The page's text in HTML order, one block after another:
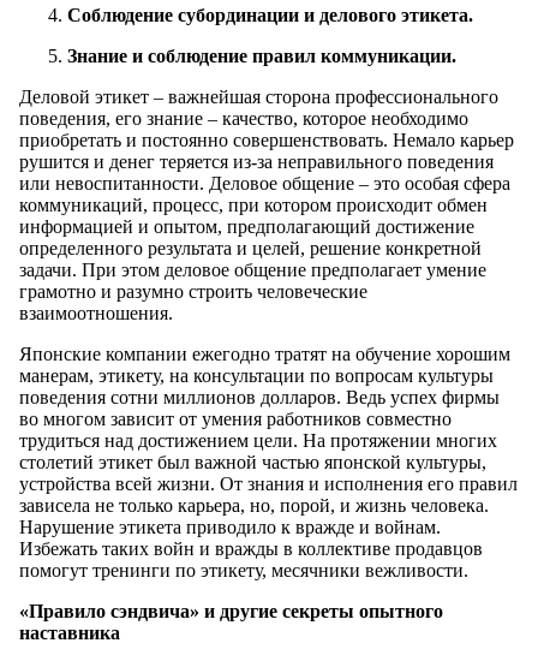
Соблюдение субординации и делового этикета.
Знание и соблюдение правил коммуникации.
Деловой этикет – важнейшая сторона профессионального
поведения, его знание – качество, которое необходимо
приобретать и постоянно совершенствовать. Немало карьер
рушится и денег теряется из-за неправильного поведения
или невоспитанности. Деловое общение – это особая сфера
коммуникаций, процесс, при котором происходит обмен
информацией и опытом, предполагающий достижение
определенного результата и целей, решение конкретной
задачи. При этом деловое общение предполагает умение
грамотно и разумно строить человеческие
взаимоотношения.
Японские компании ежегодно тратят на обучение хорошим
манерам, этикету, на консультации по вопросам культуры
поведения сотни миллионов долларов. Ведь успех фирмы
во многом зависит от умения работников совместно
трудиться над достижением цели. На протяжении многих
столетий этикет был важной частью японской культуры,
устройства всей жизни. От знания и исполнения его правил
зависела не только карьера, но, порой, и жизнь человека.
Нарушение этикета приводило к вражде и войнам.
Избежать таких войн и вражды в коллективе продавцов
помогут тренинги по этикету, месячники вежливости.
«Правило сэндвича» и другие секреты опытного
наставника